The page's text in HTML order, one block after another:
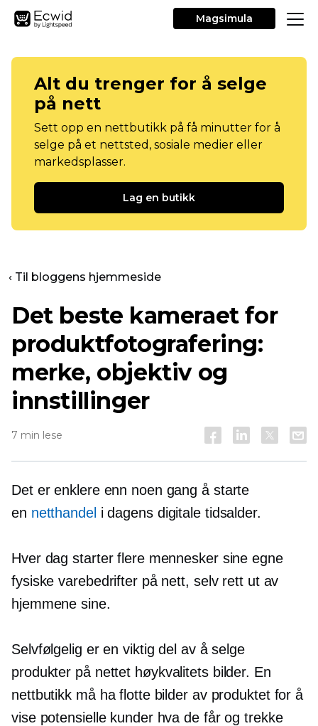
Magsimula
Alt du trenger for å selge
på nett
Sett opp en nettbutikk på få minutter for å
selge på et nettsted, sosiale medier eller
markedsplasser.
Lag en butikk
‹ Til bloggens hjemmeside
Det beste kameraet for
produktfotografering:
merke, objektiv og
innstillinger
7 min lese
Det er enklere enn noen gang å starte
en netthandel i dagens digitale tidsalder.
Hver dag starter flere mennesker sine egne
fysiske varebedrifter på nett, selv rett ut av
hjemmene sine.
Selvfølgelig er en viktig del av å selge
produkter på nettet høykvalitetsbilder. En
nettbutikk må ha flotte bilder av produktet for å
vise potensielle kunder hva de får og trekke